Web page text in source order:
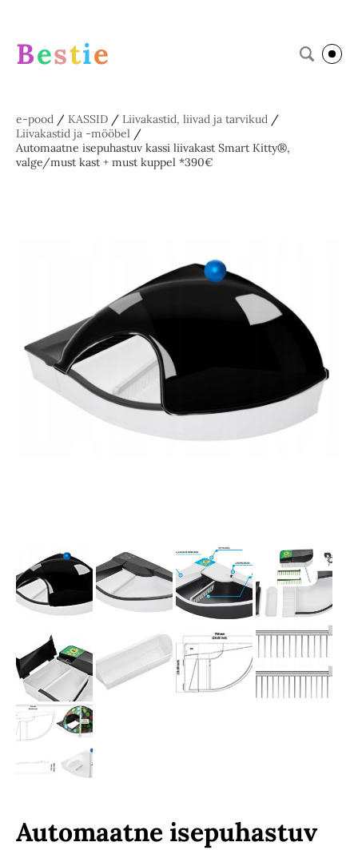
Bestie
e-pood / KASSID / Liivakastid, liivad ja tarvikud /
Liivakastid ja -mööbel /
Automaatne isepuhastuv kassi liivakast Smart Kitty®,
valge/must kast + must kuppel *390€
Automaatne isepuhastuv